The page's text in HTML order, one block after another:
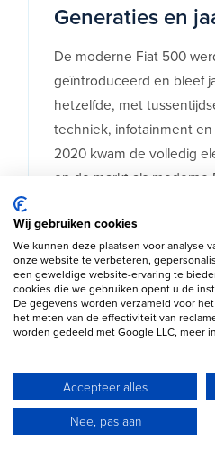
Generaties en
De moderne Fiat 500
geïntroduceerd en bleef
hetzelfde, met
techniek, infotainment
2020 kwam de volledig
op de markt als moderne
occasionkopers zijn
interessant door de
lage gebruikskosten
1.0 Hybrid of de 500e.
Wij gebruiken cookies
We kunnen deze plaatsen voor analyse
onze website te verbeteren,
een geweldige website-ervaring te
cookies die we gebruiken opent u de
De gegevens worden verzameld voor
het meten van de effectiviteit van
worden gedeeld met Google LLC, meer
Accepteer alles
Nee, pas aan